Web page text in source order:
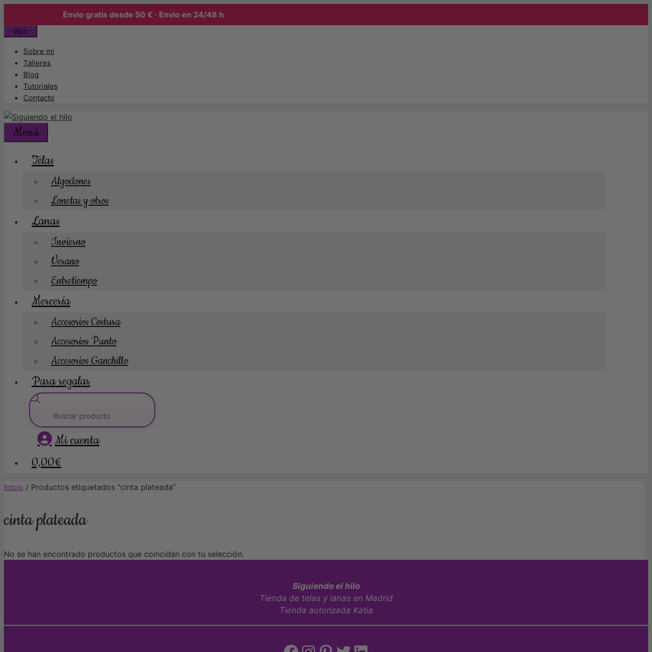
Envío gratis desde 50 € · Envío en 24/48 h
Saltar
contenido
Web
Sobre mi
Talleres
Blog
Tutoriales
Contacto
Menú
Telas
Algodones
Lonetas y otros
Lanas
Invierno
Verano
Entretiempo
Mercería
Accesorios Costura
Accesorios Punto
Accesorios Ganchillo
Para regalar
Mi cuenta
0,00€
Inicio / Productos etiquetados “cinta plateada”
cinta plateada
No se han encontrado productos que coincidan con tu selección.
Siguiendo el hilo
Tienda de telas y lanas en Madrid
Tienda autorizada Katia